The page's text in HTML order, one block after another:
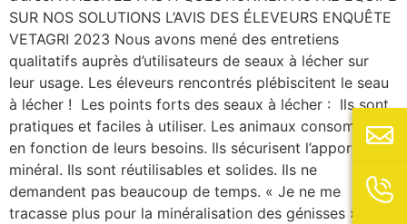
SUR NOS SOLUTIONS L’AVIS DES ÉLEVEURS ENQUÊTE
VETAGRI 2023 Nous avons mené des entretiens
qualitatifs auprès d’utilisateurs de seaux à lécher sur
leur usage. Les éleveurs rencontrés plébiscitent le seau
à lécher ! Les points forts des seaux à lécher : Ils sont
pratiques et faciles à utiliser. Les animaux consomment
en fonction de leurs besoins. Ils sécurisent l’apport
minéral. Ils sont réutilisables et solides. Ils ne
demandent pas beaucoup de temps. « Je ne me
tracasse plus pour la minéralisation des génisses » Le